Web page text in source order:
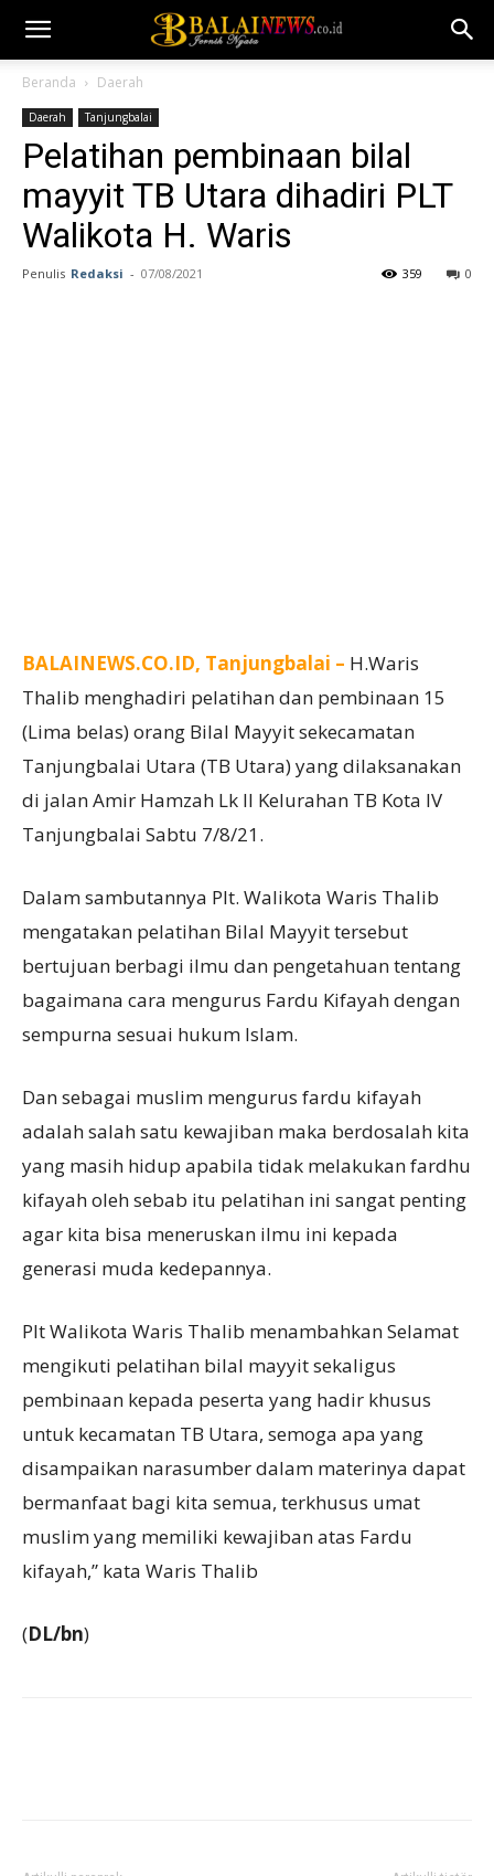
Beranda Daerah
Daerah Tanjungbalai
Pelatihan pembinaan bilal
mayyit TB Utara dihadiri PLT
Walikota H. Waris
Penulis Redaksi - 07/08/2021 0
359
BALAINEWS.CO.ID, Tanjungbalai – H.Waris
Thalib menghadiri pelatihan dan pembinaan 15
(Lima belas) orang Bilal Mayyit sekecamatan
Tanjungbalai Utara (TB Utara) yang dilaksanakan
di jalan Amir Hamzah Lk II Kelurahan TB Kota IV
Tanjungbalai Sabtu 7/8/21.
Dalam sambutannya Plt. Walikota Waris Thalib
mengatakan pelatihan Bilal Mayyit tersebut
bertujuan berbagi ilmu dan pengetahuan tentang
bagaimana cara mengurus Fardu Kifayah dengan
sempurna sesuai hukum Islam.
Dan sebagai muslim mengurus fardu kifayah
adalah salah satu kewajiban maka berdosalah kita
yang masih hidup apabila tidak melakukan fardhu
kifayah oleh sebab itu pelatihan ini sangat penting
agar kita bisa meneruskan ilmu ini kepada
generasi muda kedepannya.
Plt Walikota Waris Thalib menambahkan Selamat
mengikuti pelatihan bilal mayyit sekaligus
pembinaan kepada peserta yang hadir khusus
untuk kecamatan TB Utara, semoga apa yang
disampaikan narasumber dalam materinya dapat
bermanfaat bagi kita semua, terkhusus umat
muslim yang memiliki kewajiban atas Fardu
kifayah,” kata Waris Thalib
(DL/bn)